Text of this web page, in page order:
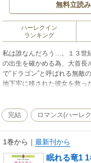
無料立読み
ハーレクイン
ランキング
私は誰なんだろう…。１３世
の出生を確かめる為、大首長
で”ドラゴン”と呼ばれる無敵
地下牢に移された彼女を救
完結 ロマンス(ハーレ
1巻から ｜ 最新刊から
眠れる竜1 1